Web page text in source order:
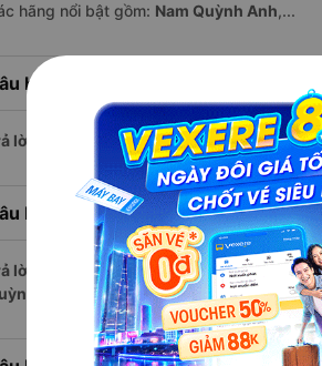
hãng nổi bật gồm: Nam Quỳnh Anh,...
hỏi: Xe limousine nào khởi hành
lời: Chuyến limousine sớm nhất khởi
hỏi: Xe limousine nào khởi hành
lời: Nếu bạn muốn đi chuyến muộn, lựa
Anh
vận hành.